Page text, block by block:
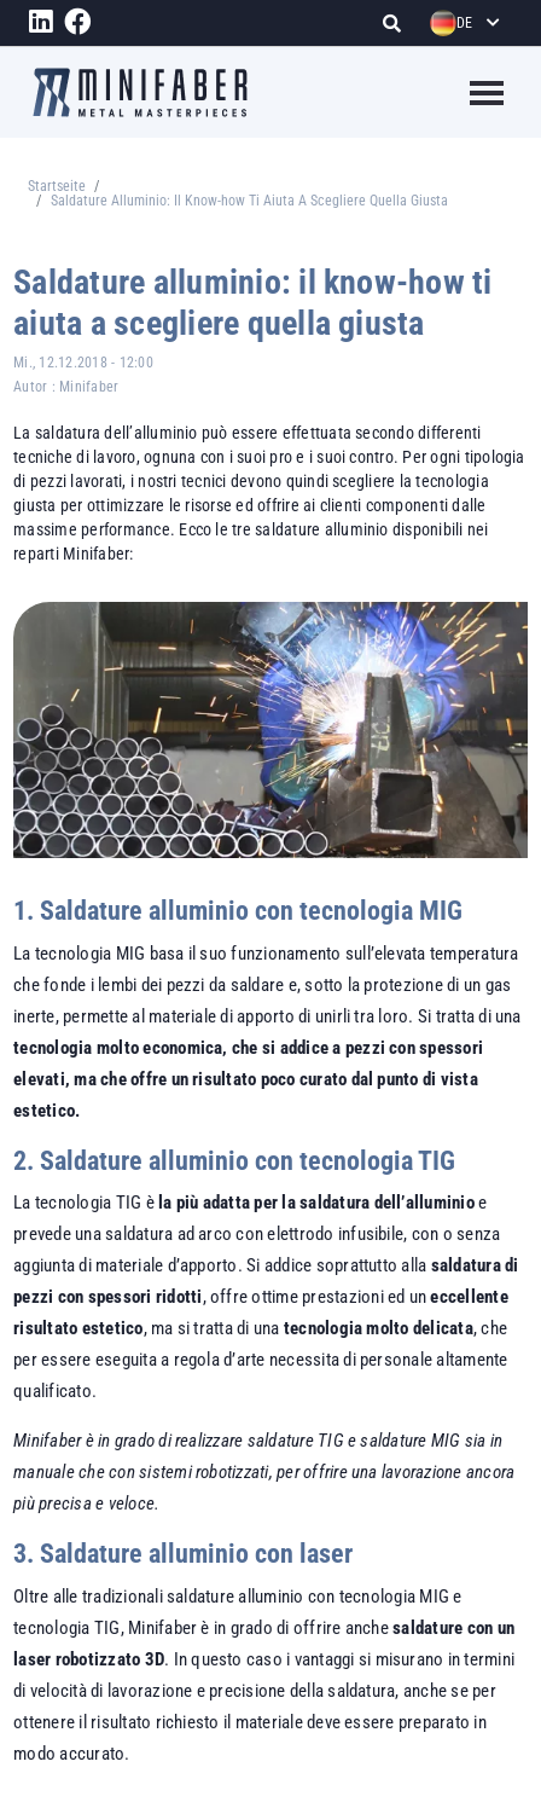
Direkt zum Inhalt DE
Pfadnavigation
Startseite
Saldature Alluminio: Il Know-how Ti Aiuta A Scegliere Quella Giusta
Saldature alluminio: il know-how ti
aiuta a scegliere quella giusta
Mi., 12.12.2018 - 12:00
Autor : Minifaber
La saldatura dell’alluminio può essere effettuata secondo differenti
tecniche di lavoro, ognuna con i suoi pro e i suoi contro. Per ogni tipologia
di pezzi lavorati, i nostri tecnici devono quindi scegliere la tecnologia
giusta per ottimizzare le risorse ed offrire ai clienti componenti dalle
massime performance. Ecco le tre saldature alluminio disponibili nei
reparti Minifaber:
1. Saldature alluminio con tecnologia MIG
La tecnologia MIG basa il suo funzionamento sull’elevata temperatura
che fonde i lembi dei pezzi da saldare e, sotto la protezione di un gas
inerte, permette al materiale di apporto di unirli tra loro. Si tratta di una
tecnologia molto economica, che si addice a pezzi con spessori
elevati, ma che offre un risultato poco curato dal punto di vista
estetico.
2. Saldature alluminio con tecnologia TIG
La tecnologia TIG è la più adatta per la saldatura dell’alluminioe
prevede una saldatura ad arco con elettrodo infusibile, con o senza
aggiunta di materiale d’apporto. Si addice soprattutto alla saldatura di
pezzi con spessori ridotti, offre ottime prestazioni ed uneccellente
risultato estetico, ma si tratta di una tecnologia molto delicata, che
per essere eseguita a regola d’arte necessita di personale altamente
qualificato.
Minifaber è in grado di realizzare saldature TIG e saldature MIG sia in
manuale che con sistemi robotizzati, per offrire una lavorazione ancora
più precisa e veloce.
3. Saldature alluminio con laser
Oltre alle tradizionali saldature alluminio con tecnologia MIG e
tecnologia TIG, Minifaber è in grado di offrire anchesaldature con un
laser robotizzato 3D. In questo caso i vantaggi si misurano in termini
di velocità di lavorazione e precisione della saldatura, anche se per
ottenere il risultato richiesto il materiale deve essere preparato in
modo accurato.